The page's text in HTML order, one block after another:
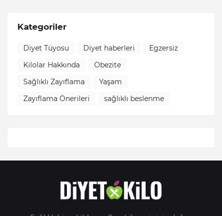
Kategoriler
Diyet Tüyosu Diyet haberleri
Egzersiz
Kilolar Hakkında
Obezite
Sağlıklı Zayıflama
Yaşam
Zayıflama Önerileri
sağlıklı beslenme